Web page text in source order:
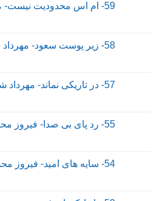
59- ام اس محدودیت نیست- مهرداد شهلایی- بخش سوم
58- زیر پوست سعود- مهرداد شهلایی- بخش دوم
57- در تاریکی نماند- مهرداد شهلایی- بخش اول
55- رد پای بی صدا- فیروز محمدی- بخش سوم
54- سایه های امید- فیروز محمدی- بخش دوم